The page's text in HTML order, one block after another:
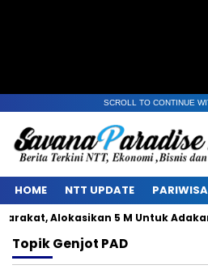
SCROLL TO CONTINUE
HOME NTT UPDATE
Alokasikan 5 M Untuk Adakan
TopikGenjot PAD